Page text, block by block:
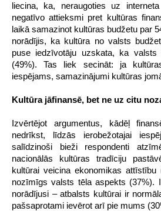
liecina, ka, neraugoties uz
negatīvo attieksmi pret kultūras
laikā samazinot kultūras budžetu par
norādījis, ka kultūra no valsts
puse iedzīvotāju uzskata, ka
(49%). Tas liek secināt: ja
iespējams, samazinājumi kultūras
Kultūra jāfinansē, bet ne uz citu
Izvērtējot argumentus, kādēļ
nedrīkst, līdzās ierobežotajai
salīdzinoši bieži respondenti
nacionālās kultūras tradīciju
kultūrai veicina ekonomikas
nozīmīgs valsts tēla aspekts (37%).
norādījusi – atbalsts kultūrai ir
pašsaprotami ievērot arī pie mums